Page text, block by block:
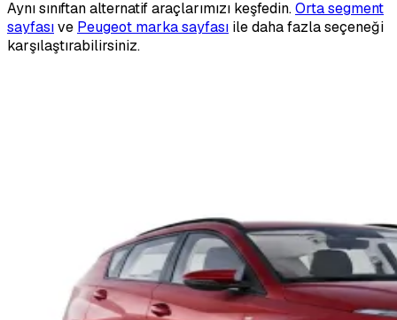
Aynı sınıftan alternatif araçlarımızı keşfedin.Orta segment
sayfasıve Peugeot marka sayfası ile daha fazla seçeneği
karşılaştırabilirsiniz.